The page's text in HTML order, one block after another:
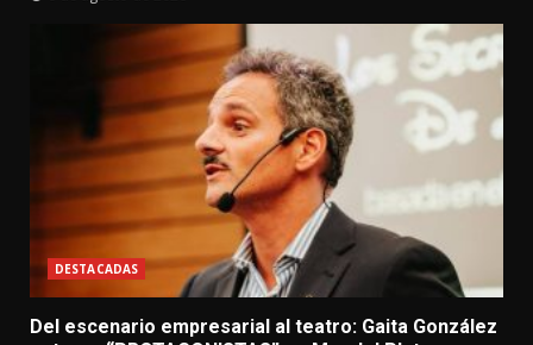
DESTACADAS
Del escenario empresarial al teatro: Gaita González